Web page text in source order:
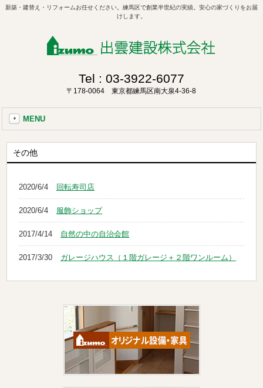
新築・建替え・リフォームお任せください。練馬区で創業半世紀の実績。安心の家づくりをお届
けします。
Tel : 03-3922-6077
〒178-0064 東京都練馬区南大泉4-36-8
MENU
その他
2020/6/4 回転寿司店
2020/6/4 服飾ショップ
2017/4/14 自然の中の自治会館
2017/3/30 ガレージハウス（１階ガレージ＋２階ワンルーム）